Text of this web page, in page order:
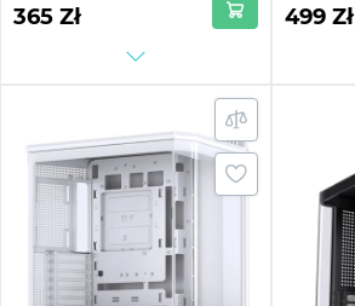
365 Zł 499 Zł